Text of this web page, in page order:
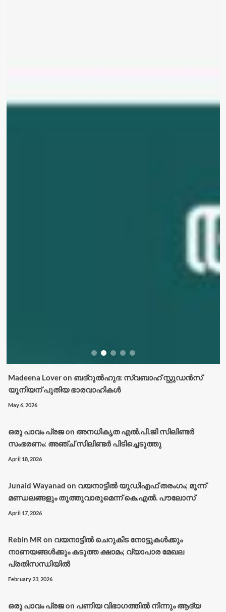
Madeena Loveron ബദ്റുൽഹുദ: സ്വബാഹ് സ്റ്റുഡൻസ്
യൂനിയന് പുതിയ ഭാരവാഹികൾ
May 6, 2026
ഒരു പാവം പ്രജon അനധികൃത എൽ.പി.ജി സിലിണ്ടർ
സംഭരണം: അഞ്ച് സിലിണ്ടർ പിടിച്ചെടുത്തു
April 18, 2026
Junaid Wayanad on വയനാട്ടില്‍ യുഡിഎഫ് തരംഗം; മൂന്ന്
മണ്ഡലങ്ങളും തൂത്തുവാരുമെന്ന് കെ.എല്‍. പൗലോസ്
April 17, 2026
Rebin MR on വയനാട്ടിൽ ചെറുകിട നോട്ടുകൾക്കും
നാണയങ്ങൾക്കും കടുത്ത ക്ഷാമം; വ്യാപാര മേഖല
പ്രതിസന്ധിയിൽ
February 23, 2026
ഒരു പാവം പ്രജon പണിയ വിഭാഗത്തിൽ നിന്നും ആദ്യ